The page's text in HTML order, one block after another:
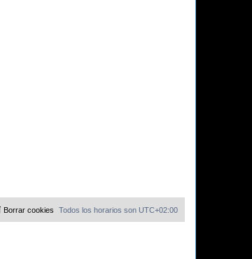
Todos los horarios son UTC+02:00
Borrar cookies